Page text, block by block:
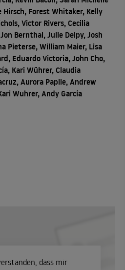
Hirsch, Forest Whitaker, Kelly
Victor Rivers, Cecilia
Bernthal, Julie Delpy, Josh
Pieterse, William Maier, Lisa
Eduardo Victoria, John Cho,
Kari Wührer, Claudia
Aurora Papile, Andrew
Wuhrer, Andy García
dass mir